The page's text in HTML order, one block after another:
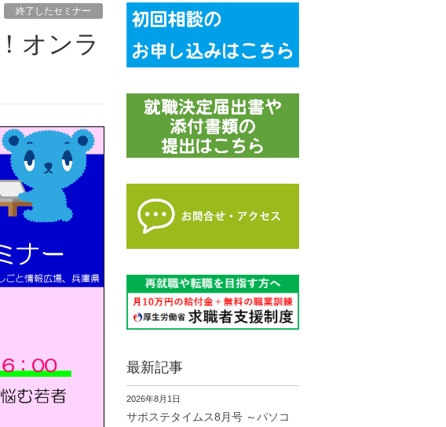
終了したセミナー
最新記事
2026年8月1日
サポステタイムス8月号 ～パソコ